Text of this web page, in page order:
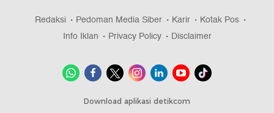
Redaksi Pedoman Media Siber Karir
Kotak Pos
Info Iklan
Privacy Policy Disclaimer
Download aplikasi detikcom